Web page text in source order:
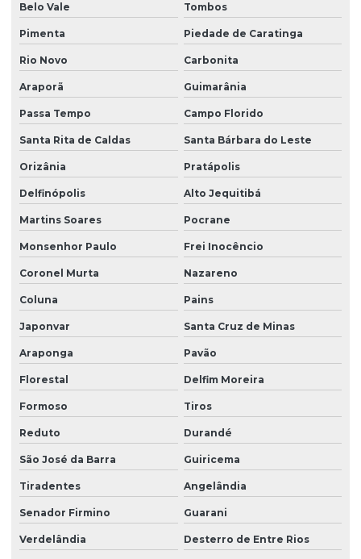
Belo Vale Tombos
Pimenta Piedade de Caratinga
Rio Novo Carbonita
Araporã Guimarânia
Passa Tempo Campo Florido
Santa Rita de Caldas Santa Bárbara do Leste
Orizânia Pratápolis
Delfinópolis Alto Jequitibá
Martins Soares Pocrane
Monsenhor Paulo Frei Inocêncio
Coronel Murta Nazareno
Coluna Pains
Japonvar Santa Cruz de Minas
Araponga Pavão
Florestal Delfim Moreira
Formoso Tiros
Reduto Durandé
São José da Barra Guiricema
Tiradentes Angelândia
Senador Firmino Guarani
Verdelândia Desterro de Entre Rios